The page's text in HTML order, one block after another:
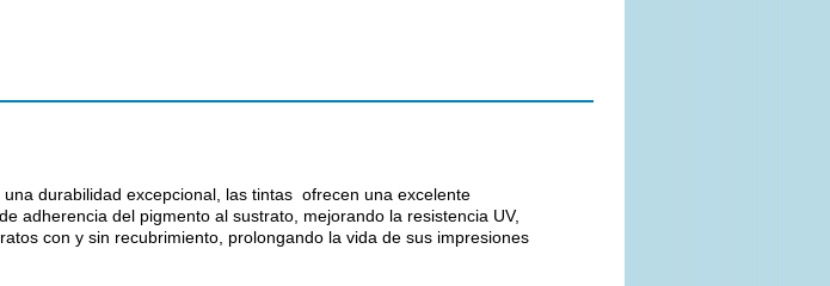
durabilidad excepcional, las tintas ofrecen una excelente
adherencia del pigmento al sustrato, mejorando la resistencia UV,
con y sin recubrimiento, prolongando la vida de sus impresiones